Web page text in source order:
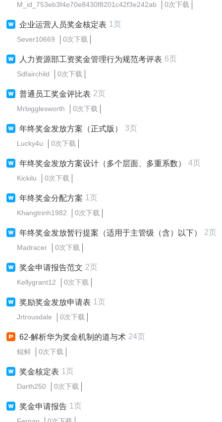
M_id_753eb3f4e70e8430f8201c42f3e242ab 0次下载
企业运营人员奖金核定表 1页
Sever10669 0次下载
人力资源部工资奖金管理行为规范考评表 6页
Sdfairchild 0次下载
普通员工奖金评比表 2页
Mrbigglesworth 0次下载
年终奖金发放方案（正式版） 3页
Lucky4u 0次下载
年终奖金发放方案设计（多个层面、多重系数） 4页
Kickilu 0次下载
年终奖金分配方案 1页
Khangtrinh1982 0次下载
年终奖金发放暂行提案（适用于主管级（含）以下） 2页
Madracer 0次下载
奖金申请报告范文 2页
Kellygrant12 0次下载
奖励奖金发放申请表 1页
Jrtrousdale 0次下载
62-解析华为奖金机制的道与术 24页
鲲鲟 0次下载
奖金核定表 1页
Darth250 0次下载
奖金申请报告 1页